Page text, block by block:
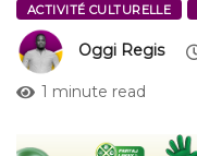
ACTIVITÉ CULTURELLE
Oggi Regis
1 minute read